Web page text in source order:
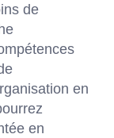
de
en
en